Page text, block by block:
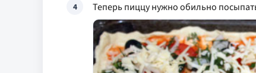
4 Теперь пиццу нужно обильно